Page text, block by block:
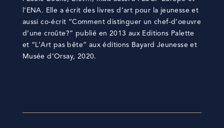
l’ENA. Elle a écrit des livres d’art pour la jeunesse et
aussi co-écrit “Comment distinguer un chef-d’oeuvre
d’une croûte?” publié en 2013 aux Editions Palette
et “L’Art pas bête” aux éditions Bayard Jeunesse et
Musée d’Orsay, 2020.